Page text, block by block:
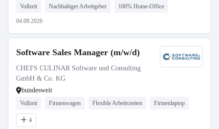
Vollzeit Nachhaltiger Arbeitgeber 100% Home-Office
04.08.2026
Software Sales Manager (m/w/d)
CHEFS CULINAR Software und Consulting
GmbH & Co. KG
bundesweit
Vollzeit Firmenwagen Flexible Arbeitszeiten Firmenlaptop
4